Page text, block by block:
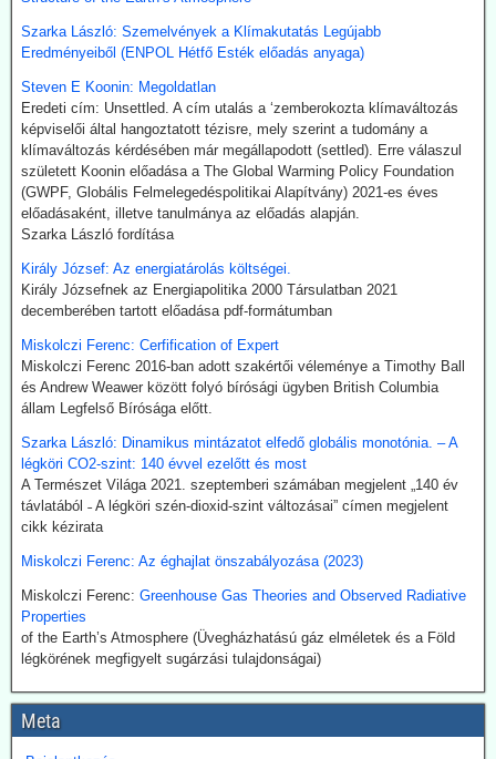
India új utat céloz meg az előállításnál. A mezőgazdasági
hulladékokból (magas CO-tartalmú) szintézisgázt lehet gyártani,
amit a Fischer-Tropsch eljárás szerint hidrogénnel reagáltatva
folyékony szénhidrogén-keveréket, azaz benzint kapunk. A folyamat
megfelelő irányításánál a végtermék kerozin. A hidrogént -
legalábbis indiai források szerint elektrolízissel kívánják előállítani.
Kommentárunk: Semmi kifogásunk nincs a zöld technológiák ellen.
Problémánk avval van, ha a zöldenergiagyártás súlyos állami, értsd
adófizetői szubvenciókból akar megélni - az idők végezetéig.
klíma-lezárásokat a kovid-lezárások mintájára?
Google és az egyéb MI által támogatott keresők szerint a
elmélet. Az igazság evvel szemben az, hogy a fogalmat egy, a
WHO megbízásából dolgozó közgazdász alkotta meg 2020
októberében. A támogatók között ott volt a Soros-alapítvány és a
világ legnagyobb vállalatait összefogó World Business Council for
miatti lezárások a vörös hús fogyasztásának tilalmát, a személyes
járműhasználat korlátozását, a fosszilis tüzelőanyagok
kitermelésének megszüntetését és további energiaügyi
intézkedéseket jelentenének.
Hogy erre (egyelőre legalább is) nem került sor, az az ún.
összeesküvés-elmélet terjesztőknek, azaz az információk
2026.07.21. The Sociable: Nemzetközi támogatás
a moduláris atomerőművek elterjesztésére
kis moduláris atomreaktorok bevezetését az Indiai-óceáni
térségben. Hivatalosan az „energiabiztonságról” és a „tiszta
technológiáról” van szó. Valójában azonban itt alakul ki a digitális
Szarka László: Szemelvények a Klímakutatás Legújabb
Eredményeiből (ENPOL Hétfő Esték előadás anyaga)
Steven E Koonin: Megoldatlan
Eredeti cím: Unsettled. A cím utalás a ‘zemberokozta klímaváltozás
képviselői által hangoztatott tézisre, mely szerint a tudomány a
klímaváltozás kérdésében már megállapodott (settled). Erre válaszul
született Koonin előadása a The Global Warming Policy Foundation
(GWPF, Globális Felmelegedéspolitikai Alapítvány) 2021-es éves
előadásaként, illetve tanulmánya az előadás alapján.
Szarka László fordítása
Király József: Az energiatárolás költségei.
Király Józsefnek az Energiapolitika 2000 Társulatban 2021
decemberében tartott előadása pdf-formátumban
Miskolczi Ferenc: Cerfification of Expert
Miskolczi Ferenc 2016-ban adott szakértői véleménye a Timothy Ball
és Andrew Weawer között folyó bírósági ügyben British Columbia
állam Legfelső Bírósága előtt.
Szarka László: Dinamikus mintázatot elfedő globális monotónia. – A
légköri CO2-szint: 140 évvel ezelőtt és most
A Természet Világa 2021. szeptemberi számában megjelent „140 év
távlatából ˗ A légköri szén-dioxid-szint változásai” címen megjelent
cikk kézirata
Miskolczi Ferenc: Az éghajlat önszabályozása (2023)
Miskolczi Ferenc: Greenhouse Gas Theories and Observed Radiative
Properties
of the Earth’s Atmosphere (Üvegházhatású gáz elméletek és a Föld
légkörének megfigyelt sugárzási tulajdonságai)
Meta